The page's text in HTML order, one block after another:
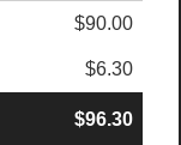
$90.00
$6.30
$96.30